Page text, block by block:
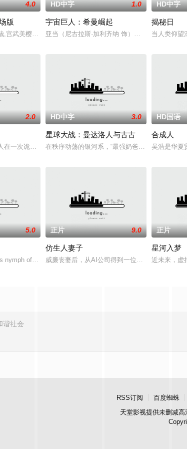
4.0
版
,宫武美樱,大野瑞生,云母,草川拓弥,木野花,津川雅彦,宇野祥平,
HD中字 1.0
宇宙巨人：希曼崛起
亚当（尼古拉斯·加利齐纳 饰）在神秘圣剑的召
HD中字
揭秘日
当人类仰望
2.0
在一次诡异的事故中“切入”（No-clip）到了一个超越现实的奇
HD中字 3.0
星球大战：曼达洛人与古古
在秩序动荡的银河系，“最强奶爸”丁·贾伦与“银
HD国语
合成人
吴浩是华夏
5.0
nymph of the forest lake that lure people
正片 9.0
仿生人妻子
威廉丧妻后，从AI公司得到一位与亡妻样貌相同
正片
星河入梦
近未来，虚
RSS订阅 百度蜘蛛
天堂影视提供未删减高